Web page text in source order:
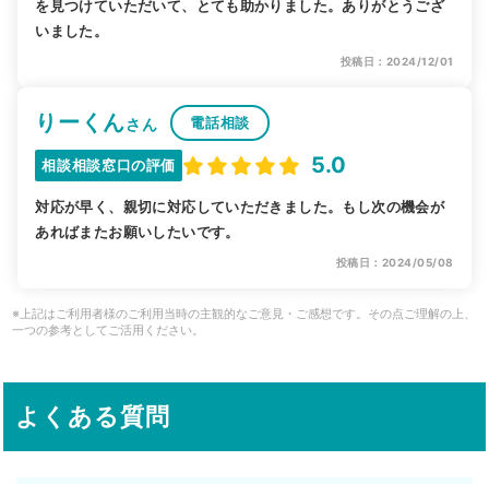
を見つけていただいて、とても助かりました。ありがとうござ
いました。
投稿日：2024/12/01
りーくんさん 電話相談
相談相談窓口の評価 5.0
対応が早く、親切に対応していただきました。もし次の機会が
あればまたお願いしたいです。
投稿日：2024/05/08
※上記はご利用者様のご利用当時の主観的なご意見・ご感想です。その点ご理解の上、
一つの参考としてご活用ください。
よくある質問